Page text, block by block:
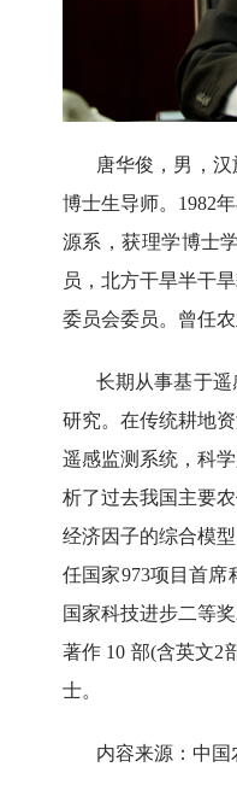
唐华俊，男，
博士生导师。1982
源系，获理学博士
员，北方干旱半干
委员会委员。曾任
长期从事基于
研究。在传统耕地
遥感监测系统，科
析了过去我国主要
经济因子的综合模
任国家973项目首
国家科技进步二等
著作 10 部(含英文2
士。
内容来源：中国